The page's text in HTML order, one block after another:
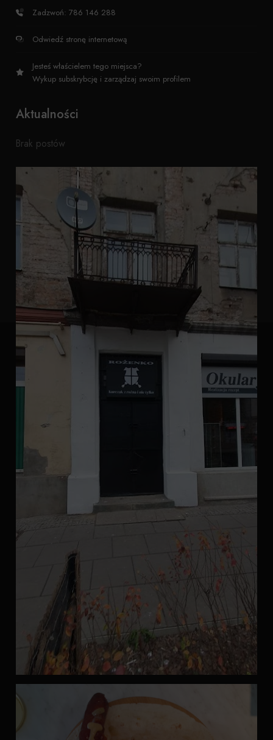
Zadzwoń: 786 146 288
Odwiedź stronę internetową
Jesteś właścielem tego miejsca?
Wykup subskrybcję i zarządzaj swoim profilem
Aktualności
Brak postów